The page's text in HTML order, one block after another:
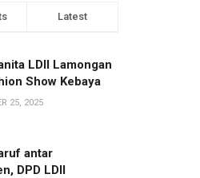
Latest
LDII Lamongan
Show Kebaya
25, 2025
antar
DPD LDII